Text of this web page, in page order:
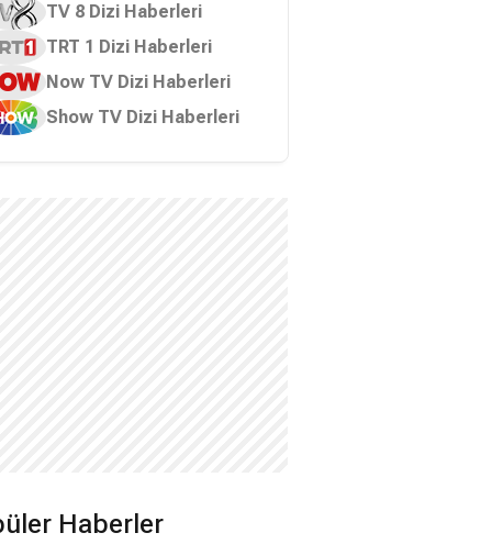
TV 8 Dizi Haberleri
TRT 1 Dizi Haberleri
Now TV Dizi Haberleri
Show TV Dizi Haberleri
Haberler